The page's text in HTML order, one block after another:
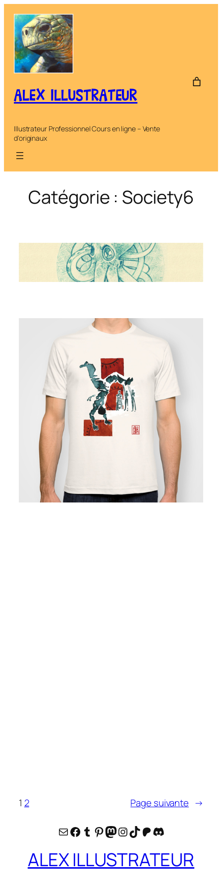
contenu
ALEX ILLUSTRATEUR
Illustrateur Professionnel Cours en ligne – Vente
d'originaux
Catégorie : Society6
1 2 Page suivante →
E-mailFacebook
Tumblr
Pinterest
Mastodon
Instagram
TikTok
Patreon
Discord
ALEX ILLUSTRATEUR